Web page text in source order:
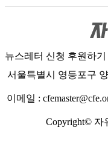
뉴스레터 신청 후원하기
서울특별시 영등포구
이메일 :
Copyright© 자